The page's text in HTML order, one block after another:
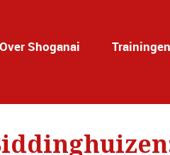
Over Shoganai Trainingen